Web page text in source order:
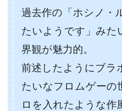
過去作の「ホシノ・
たいようです」みた
界観が魅力的。
前述したようにブラ
たいなフロムゲーの
ロを入れたような作